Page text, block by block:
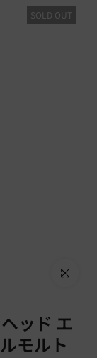
SOLD OUT
Click to
ッド エ
モルト